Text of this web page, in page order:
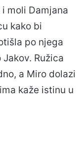
moli Damjana
kako bi
po njega
Ružica
a Miro dolazi
kaže istinu u